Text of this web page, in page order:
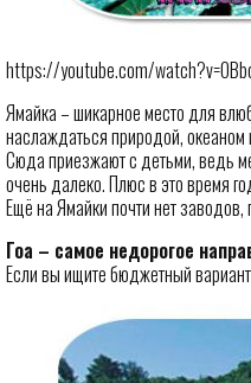
https://youtube.com/
Ямайка – шикарное место для
наслаждаться природой, океаном
Сюда приезжают с детьми, ведь
очень далеко. Плюс в это время
Ещё на Ямайки почти нет
Гоа – самое недорогое
Если вы ищите бюджетный